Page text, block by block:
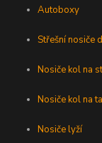
Autoboxy
Střešní nosiče
Nosiče kol na
Nosiče kol na
Nosiče lyží